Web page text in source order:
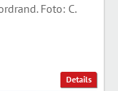
Details
Foto: C.